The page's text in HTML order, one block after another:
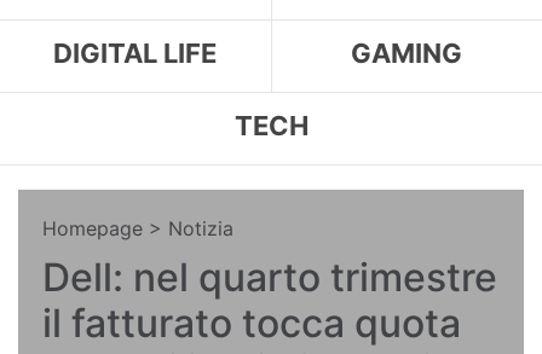
DIGITAL LIFE GAMING
TECH
Homepage > Notizia
Dell: nel quarto trimestre
il fatturato tocca quota